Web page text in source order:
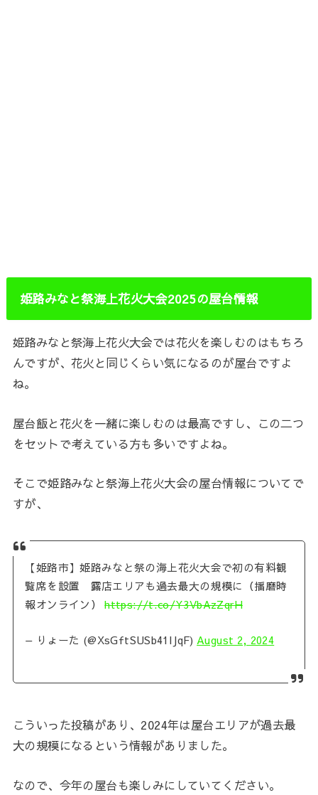
姫路みなと祭海上花火大会2025の屋台情報
姫路みなと祭海上花火大会では花火を楽しむのはもちろ
んですが、花火と同じくらい気になるのが屋台ですよ
ね。
屋台飯と花火を一緒に楽しむのは最高ですし、この二つ
をセットで考えている方も多いですよね。
そこで姫路みなと祭海上花火大会の屋台情報についてで
すが、
【姫路市】姫路みなと祭の海上花火大会で初の有料観
覧席を設置 露店エリアも過去最大の規模に（播磨時
報オンライン）https://t.co/Y3VbAzZqrH
— りょーた (@XsGftSUSb41IJqF) August 2, 2024
こういった投稿があり、2024年は屋台エリアが過去最
大の規模になるという情報がありました。
なので、今年の屋台も楽しみにしていてください。